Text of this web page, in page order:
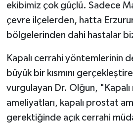
ekibimiz çok güçlü. Sadece
çevre ilçelerden, hatta
bölgelerinden dahi hastalar
Kapalı cerrahi yöntemlerinin
büyük bir kısmını
vurgulayan Dr. Olğun,
ameliyatları, kapalı prostat
gerektiğinde açık cerrahi